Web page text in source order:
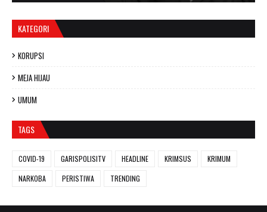
KATEGORI
KORUPSI
MEJA HIJAU
UMUM
TAGS
COVID-19 GARISPOLISITV HEADLINE KRIMSUS
KRIMUM
NARKOBA
PERISTIWA TRENDING